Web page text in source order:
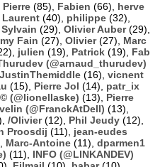
Pierre (85), Fabien (66), herve
Laurent (40), philippe (32),
Sylvain (29), Olivier Auber(29),
Fain (27), Olivier(27), Marc
julien (19), Patrick (19), Fab
(@arnaud_thurudev)
JustinThemiddle (16), vicnent
(15), Pierre Jol (14), patr_ix
(@lionellaske) (13), Pierre
(@FranckAtDell) (13),
/Olivier(12), Phil Jeudy (12),
Proosdij (11), jean-eudes
Marc-Antoine (11), dparmen1
(11), INFO (@LINKANDEV)